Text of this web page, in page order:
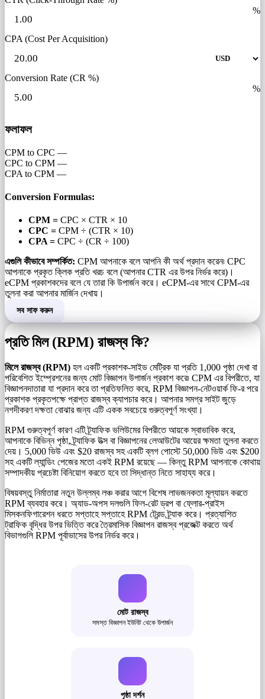
%
CPA (Cost Per Acquisition)
Conversion Rate (CR %)
%
ফলাফল
CPM to CPC —
CPC to CPM —
CPA to CPM —
Conversion Formulas:
CPM = CPC × CTR × 10
CPC = CPM ÷ (CTR × 10)
CPA = CPC ÷ (CR ÷ 100)
এগুলি কীভাবে সম্পর্কিত: CPM আপনাকে বলে আপনি কী অর্থ প্রদান করেন৷ CPC
আপনাকে প্রকৃত ক্লিক প্রতি খরচ বলে (আপনার CTR এর উপর নির্ভর করে)।
eCPM প্রকাশকদের বলে যে তারা কি উপার্জন করে। eCPM-এর সাথে CPM-এর
তুলনা করা আপনার মার্জিন দেখায়।
সব সাফ করুন
প্রতি মিল (RPM) রাজস্ব কি?
মিলে রাজস্ব (RPM) হল একটি প্রকাশক-সাইড মেট্রিক যা প্রতি 1,000 পৃষ্ঠা দেখা বা
পরিবেশিত ইম্প্রেশনের জন্য মোট বিজ্ঞাপন উপার্জন প্রকাশ করে৷ CPM এর বিপরীতে, যা
বিজ্ঞাপনদাতারা যা প্রদান করে তা প্রতিফলিত করে, RPM বিজ্ঞাপন-নেটওয়ার্ক ফি-র পরে
প্রকাশক প্রকৃতপক্ষে প্রাপ্ত রাজস্ব ক্যাপচার করে। আপনার সমগ্র সাইট জুড়ে
নগদীকরণ দক্ষতা বোঝার জন্য এটি একক সবচেয়ে গুরুত্বপূর্ণ সংখ্যা।
RPM গুরুত্বপূর্ণ কারণ এটি ট্র্যাফিক ভলিউমের বিপরীতে আয়কে স্বাভাবিক করে,
আপনাকে বিভিন্ন পৃষ্ঠা, ট্র্যাফিক উত্স বা বিজ্ঞাপনের লেআউটের আয়ের ক্ষমতা তুলনা করতে
দেয়। 5,000 ভিউ এবং $20 রাজস্ব সহ একটি ব্লগ পোস্টে 50,000 ভিউ এবং $200
সহ একটি ল্যান্ডিং পেজের মতো একই RPM রয়েছে — কিন্তু RPM আপনাকে কোথায়
সম্পাদকীয় প্রচেষ্টা বিনিয়োগ করতে হবে তা সিদ্ধান্ত নিতে সাহায্য করে।
বিষয়বস্তু নির্মাতারা নতুন উল্লম্ব লঞ্চ করার আগে বিশেষ লাভজনকতা মূল্যায়ন করতে
RPM ব্যবহার করে। অ্যাড-অপস দলগুলি ফিল-রেট ড্রপ বা ফ্লোর-প্রাইস
মিসকনফিগারেশন ধরতে সপ্তাহে সপ্তাহে RPM ট্রেন্ড ট্র্যাক করে। প্রত্যাশিত
ট্রাফিক বৃদ্ধির উপর ভিত্তি করে ত্রৈমাসিক বিজ্ঞাপন রাজস্ব প্রজেক্ট করতে অর্থ
বিভাগগুলি RPM পূর্বাভাসের উপর নির্ভর করে।
মোট রাজস্ব
সমস্ত বিজ্ঞাপন ইউনিট থেকে উপার্জন
পৃষ্ঠা দর্শন